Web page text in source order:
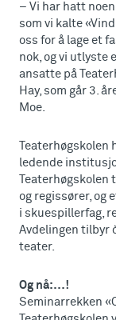
– Vi har hatt
som vi kalte
oss for å lage et
nok, og vi utlyste
ansatte på
Hay, som går 3.
Moe.
ledende
og regissører, og
i skuespillerfag,
Avdelingen tilbyr
teater.
Og nå:…!
Seminarrekken